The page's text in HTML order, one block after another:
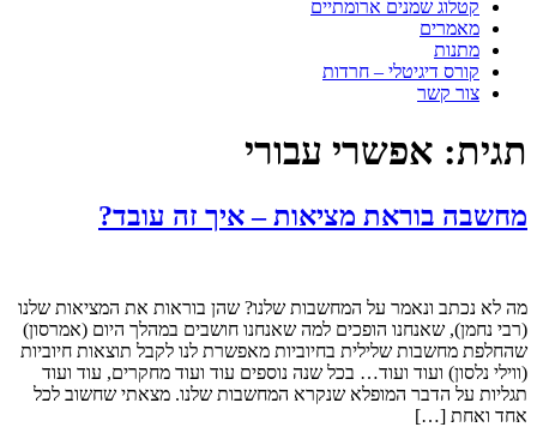
קטלוג שמנים ארומתיים
מאמרים
מתנות
קורס דיגיטלי – חרדות
צור קשר
תגית: אפשרי עבורי
מחשבה בוראת מציאות – איך זה עובד?
מה לא נכתב ונאמר על המחשבות שלנו? שהן בוראות את המציאות שלנו
(רבי נחמן), שאנחנו הופכים למה שאנחנו חושבים במהלך היום (אמרסון)
שהחלפת מחשבות שלילית בחיוביות מאפשרת לנו לקבל תוצאות חיוביות
(ווילי נלסון) ועוד ועוד… בכל שנה נוספים עוד ועוד מחקרים, עוד ועוד
תגליות על הדבר המופלא שנקרא המחשבות שלנו. מצאתי שחשוב לכל
אחד ואחת […]